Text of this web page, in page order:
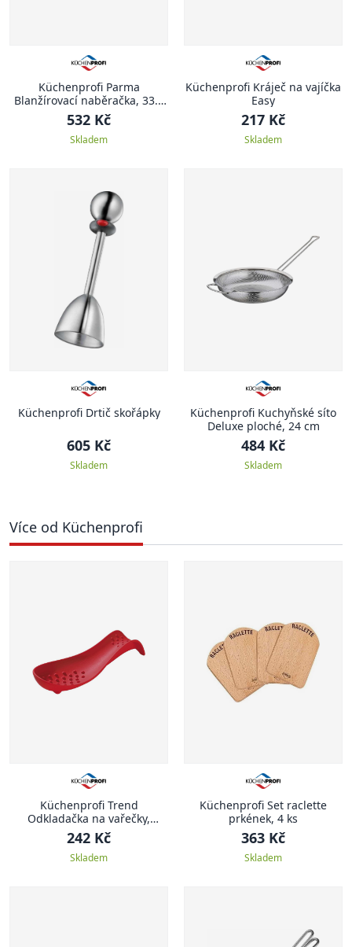
Küchenprofi Parma
Blanžírovací naběračka, 33.5
cm
532 Kč
Skladem
Küchenprofi Kráječ na vajíčka
Easy
217 Kč
Skladem
Küchenprofi Drtič skořápky
605 Kč
Skladem
Küchenprofi Kuchyňské síto
Deluxe ploché, 24 cm
484 Kč
Skladem
Více od Küchenprofi
Küchenprofi Trend
Odkladačka na vařečky,
červená
242 Kč
Skladem
Küchenprofi Set raclette
prkének, 4 ks
363 Kč
Skladem